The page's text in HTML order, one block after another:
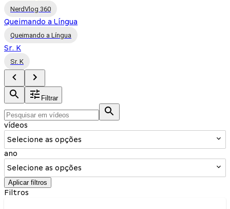
NerdVlog 360
Queimando a Língua
Queimando a Língua
Sr. K
Sr. K
Filtrar
vídeos
Selecione as opções
ano
Selecione as opções
Aplicar filtros
Filtros